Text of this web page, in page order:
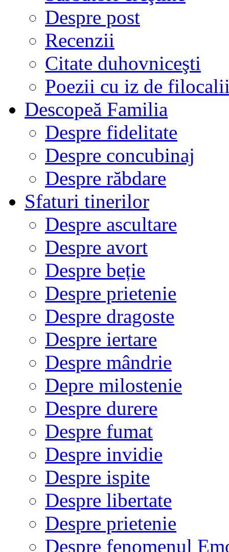
Despre post
Recenzii
Citate duhovniceşti
Poezii cu iz de
Descopeă Familia
Despre fidelitate
Despre concubinaj
Despre răbdare
Sfaturi tinerilor
Despre ascultare
Despre avort
Despre beție
Despre prietenie
Despre dragoste
Despre iertare
Despre mândrie
Depre milostenie
Despre durere
Despre fumat
Despre invidie
Despre ispite
Despre libertate
Despre prietenie
Despre fenomenul